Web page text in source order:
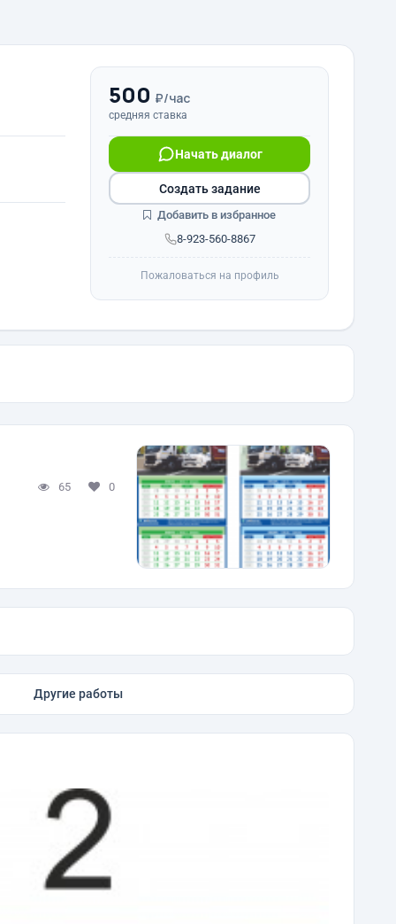
500 ₽/час
средняя ставка
8-923-560-8867
Начать диалог
Создать задание
Добавить в избранное
Пожаловаться на профиль
65 0
Другие работы